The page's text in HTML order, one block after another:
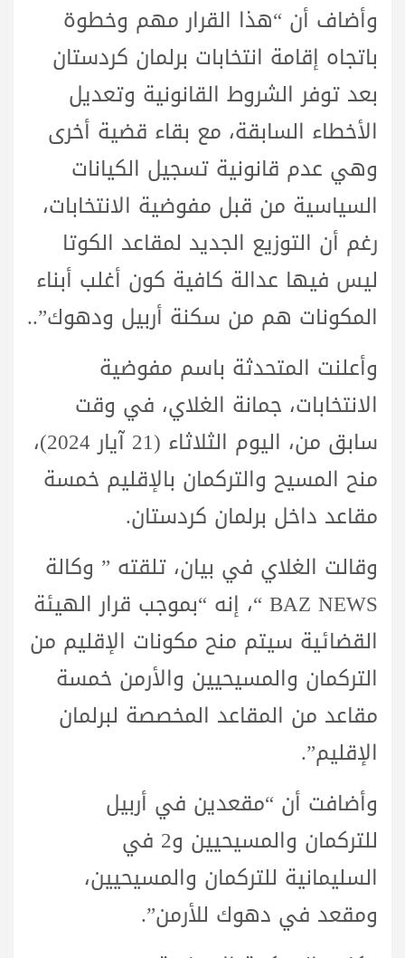
وأضاف أن “هذا القرار مهم وخطوة
باتجاه إقامة انتخابات برلمان كردستان
بعد توفر الشروط القانونية وتعديل
الأخطاء السابقة، مع بقاء قضية أخرى
وهي عدم قانونية تسجيل الكيانات
السياسية من قبل مفوضية الانتخابات،
رغم أن التوزيع الجديد لمقاعد الكوتا
ليس فيها عدالة كافية كون أغلب أبناء
المكونات هم من سكنة أربيل ودهوك”..
وأعلنت المتحدثة باسم مفوضية
الانتخابات، جمانة الغلاي، في وقت
سابق من، اليوم الثلاثاء (21 آيار 2024)،
منح المسيح والتركمان بالإقليم خمسة
مقاعد داخل برلمان كردستان.
وقالت الغلاي في بيان، تلقته ” وكالة
BAZ NEWS “، إنه “بموجب قرار الهيئة
القضائية سيتم منح مكونات الإقليم من
التركمان والمسيحيين والأرمن خمسة
مقاعد من المقاعد المخصصة لبرلمان
الإقليم”.
وأضافت أن “مقعدين في أربيل
للتركمان والمسيحيين و2 في
السليمانية للتركمان والمسيحيين،
ومقعد في دهوك للأرمن”.